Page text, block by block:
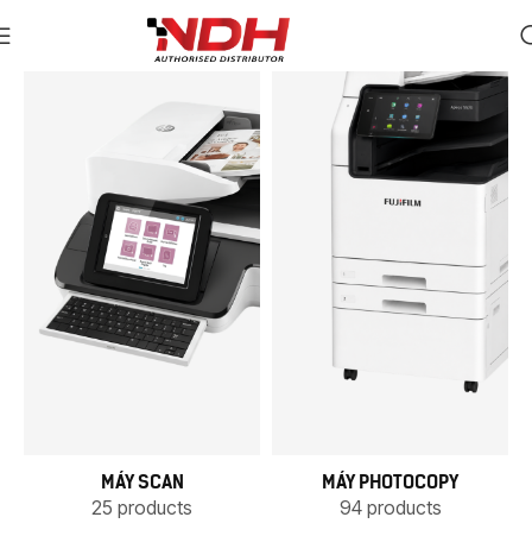
MÁY SCAN
25 products
MÁY PHOTOCOPY
94 products